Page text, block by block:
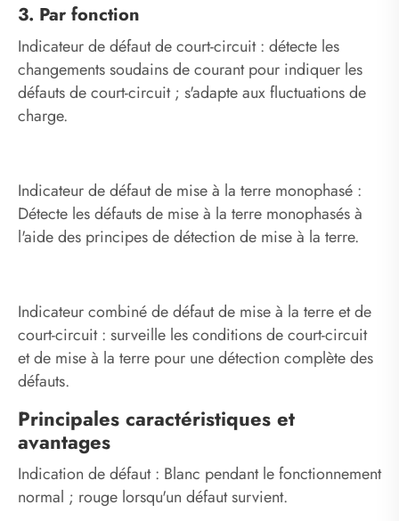
3. Par fonction
Indicateur de défaut de court-circuit : détecte les
changements soudains de courant pour indiquer les
défauts de court-circuit ; s'adapte aux fluctuations de
charge.
Indicateur de défaut de mise à la terre monophasé :
Détecte les défauts de mise à la terre monophasés à
l'aide des principes de détection de mise à la terre.
Indicateur combiné de défaut de mise à la terre et de
court-circuit : surveille les conditions de court-circuit
et de mise à la terre pour une détection complète des
défauts.
Principales caractéristiques et
avantages
Indication de défaut : Blanc pendant le fonctionnement
normal ; rouge lorsqu'un défaut survient.